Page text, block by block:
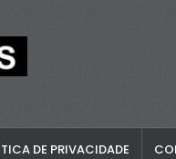
DE PRIVACIDADE